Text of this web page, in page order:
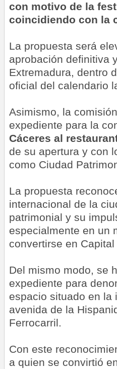
con motivo de la
coincidiendo con la
La propuesta será
aprobación definitiva
Extremadura, dentro
oficial del calendario
Asimismo, la
expediente para la
Cáceres al
de su apertura y con
como Ciudad
La propuesta
internacional de la
patrimonial y su
especialmente en un
convertirse en
Del mismo modo, se
expediente para
espacio situado en la
avenida de la
Ferrocarril.
Con este
a quien se convirtió